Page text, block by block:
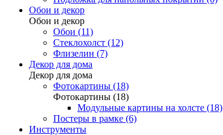
Обои и декор
Обои и декор
Обои (11)
Стеклохолст (12)
Флизелин (7)
Декор для дома
Декор для дома
Фотокартины (18)
Фотокартины (18)
Модульные картины на холсте (18)
Постеры в рамке (6)
Инструменты